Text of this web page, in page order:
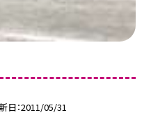
日 2011/05/31